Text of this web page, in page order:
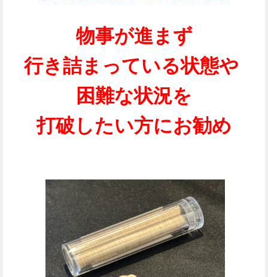
物事が進まず
行き詰まっている状態や
困難な状況を
打破したい方にお勧め